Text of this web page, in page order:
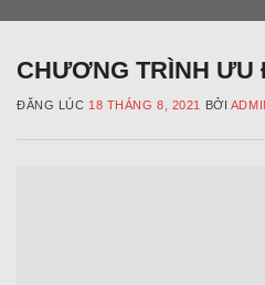
CHƯƠNG TRÌNH ƯU
ĐĂNG LÚC 18 THÁNG 8, 2021 BỞI